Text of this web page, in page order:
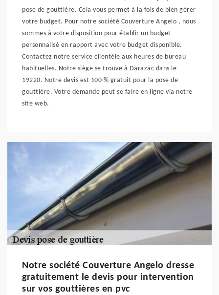
pose de gouttière. Cela vous permet à la fois de bien gérer
votre budget. Pour notre société Couverture Angelo , nous
sommes à votre disposition pour établir un budget
personnalisé en rapport avec votre budget disponible.
Contactez notre service clientèle aux heures de bureau
habituelles. Notre siège se trouve à Darazac dans le
19220. Notre devis est 100 % gratuit pour la pose de
gouttière. Votre demande peut se faire en ligne via notre
site web.
Notre société Couverture Angelo dresse
gratuitement le devis pour intervention
sur vos gouttières en pvc